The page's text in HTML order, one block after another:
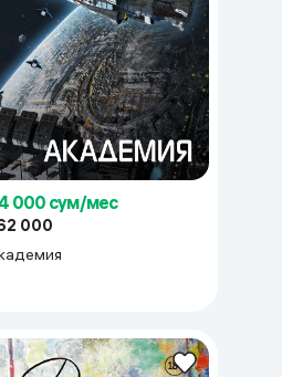
000 сум/мес
000